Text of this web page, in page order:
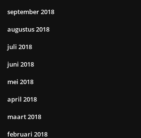
september 2018
augustus 2018
juli 2018
juni 2018
mei 2018
april 2018
maart 2018
februari 2018